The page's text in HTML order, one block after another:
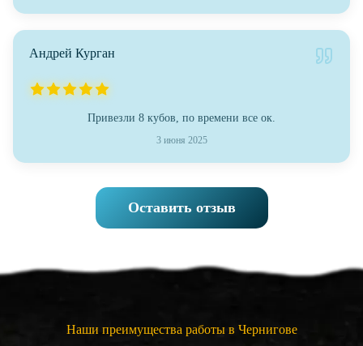
Андрей Курган
Привезли 8 кубов, по времени все ок.
3 июня 2025
Оставить отзыв
Наши преимущества работы в Чернигове